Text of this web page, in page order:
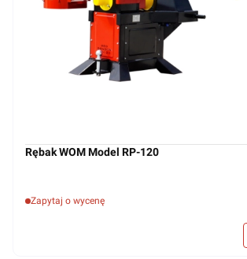
Rębak WOM Model RP-120
Zapytaj o wycenę